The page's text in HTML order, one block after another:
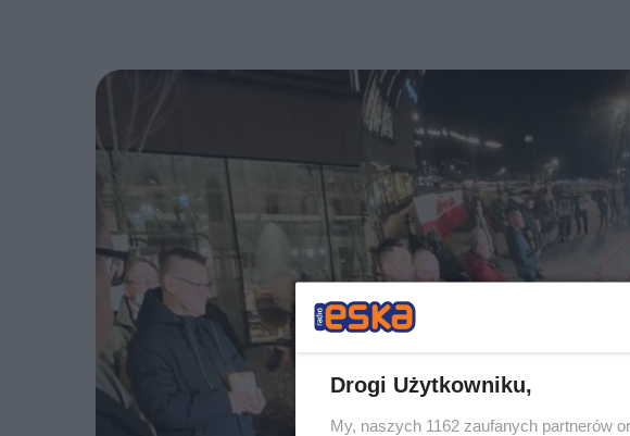
Drogi Użytkowniku,
My, naszych 1162 zaufanych partnerów